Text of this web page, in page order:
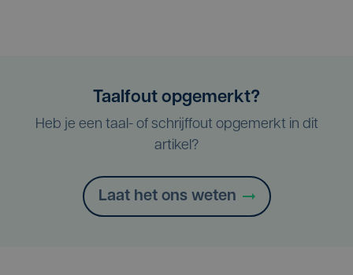
Taalfout opgemerkt?
Heb je een taal- of schrijffout opgemerkt in dit
artikel?
Laat het ons weten